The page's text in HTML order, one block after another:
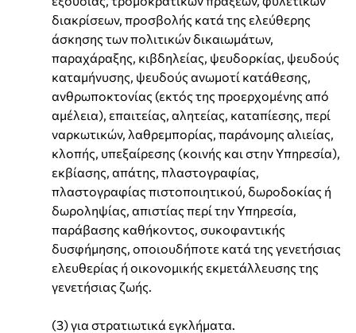
διακρίσεων, προσβολής κατά της ελεύθερης
άσκησης των πολιτικών δικαιωμάτων,
παραχάραξης, κιβδηλείας, ψευδορκίας, ψευδούς
καταμήνυσης, ψευδούς ανωμοτί κατάθεσης,
ανθρωποκτονίας (εκτός της προερχομένης από
αμέλεια), επαιτείας, αλητείας, καταπίεσης, περί
ναρκωτικών, λαθρεμπορίας, παράνομης αλιείας,
κλοπής, υπεξαίρεσης (κοινής και στην Υπηρεσία),
εκβίασης, απάτης, πλαστογραφίας,
πλαστογραφίας πιστοποιητικού, δωροδοκίας ή
δωροληψίας, απιστίας περί την Υπηρεσία,
παράβασης καθήκοντος, συκοφαντικής
δυσφήμησης, οποιουδήποτε κατά της γενετήσιας
ελευθερίας ή οικονομικής εκμετάλλευσης της
γενετήσιας ζωής.
(3) για στρατιωτικά εγκλήματα.